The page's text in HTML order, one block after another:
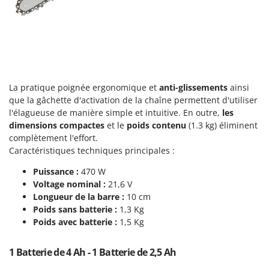
Sécateurs pneumatiques
Semoirs et Épandeurs d'engrais
Socs pour tracteur
Souffleurs aspirateurs pour Feuilles
Soufreuses - Poudreuses pour tracteur
Taille-haies
Tarières
Intec
J JOLLY ITALIA
K
KAAZ
Karcher
Kasco
Kemper
Keter
KitchenAid
La pratique poignée ergonomique et anti-glissements ainsi
que la gâchette d'activation de la chaîne permettent d'utiliser
l'élagueuse de manière simple et intuitive. En outre, les
dimensions compactes et le poids contenu (1.3 kg) éliminent
complètement l'effort.
Caractéristiques techniques principales :
Puissance : 470 W
Voltage nominal : 21,6 V
Longueur de la barre : 10 cm
Poids sans batterie : 1,3 Kg
Poids avec batterie : 1,5 Kg
1 Batterie de 4 Ah - 1 Batterie de 2,5 Ah